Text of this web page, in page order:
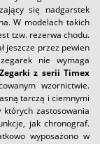
się nadgarstek
W modelach takich
tzw. rezerwa chodu.
jeszcze przez pewien
nie wymaga
Zegarki z serii Timex
wzornictwie.
tarczą i ciemnymi
zastosowania
jak chronograf.
wyposażono w